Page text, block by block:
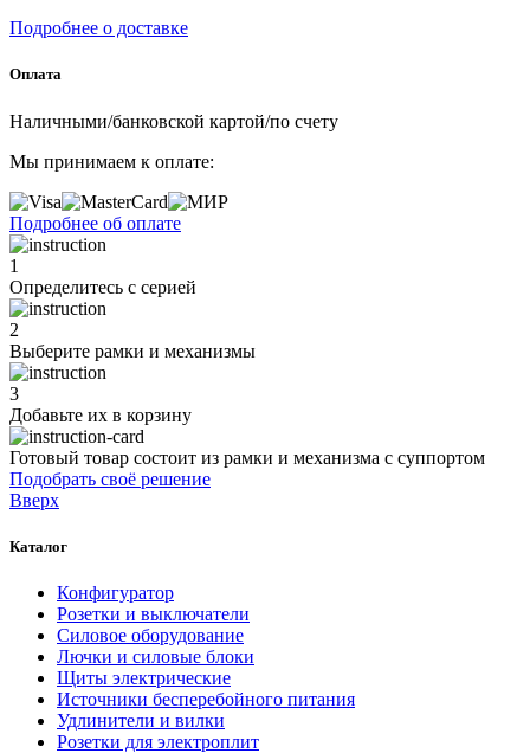
Подробнее о доставке
Оплата
Наличными/банковской картой/по счету
Мы принимаем к оплате:
Подробнее об оплате
1
Определитесь с серией
2
Выберите рамки и механизмы
3
Добавьте их в корзину
Готовый товар состоит из рамки и механизма с суппортом
Подобрать своё решение
Вверх
Каталог
Конфигуратор
Розетки и выключатели
Силовое оборудование
Лючки и силовые блоки
Щиты электрические
Источники бесперебойного питания
Удлинители и вилки
Розетки для электроплит